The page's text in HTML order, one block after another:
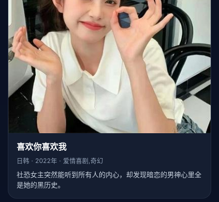
喜欢你喜欢我
日韩 · 2022年 · 爱情喜剧,奇幻
社恐女主突然能听到所有人的内心，却发现暗恋的男神心里全
是她的黑历史。